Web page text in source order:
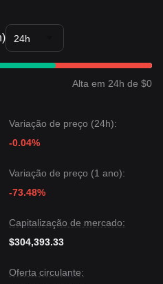
24h
Alta em 24h de $0
Variação de preço (24h):
-0.04%
Variação de preço (1 ano):
-73.48%
Capitalização de mercado:
$304,393.33
Oferta circulante: